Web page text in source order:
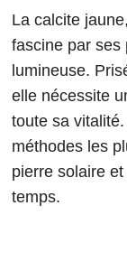
La calcite
fascine par ses
lumineuse.
elle nécessite
toute sa
méthodes les
pierre solaire
temps.